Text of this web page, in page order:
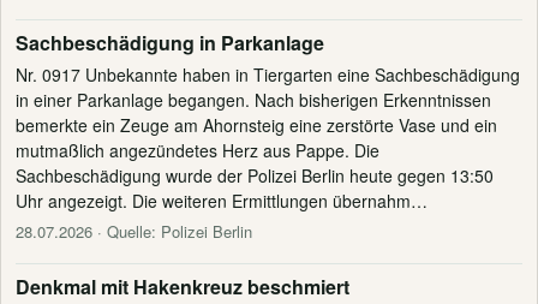
Sachbeschädigung in Parkanlage
Nr. 0917 Unbekannte haben in Tiergarten eine Sachbeschädigung
in einer Parkanlage begangen. Nach bisherigen Erkenntnissen
bemerkte ein Zeuge am Ahornsteig eine zerstörte Vase und ein
mutmaßlich angezündetes Herz aus Pappe. Die
Sachbeschädigung wurde der Polizei Berlin heute gegen 13:50
Uhr angezeigt. Die weiteren Ermittlungen übernahm…
28.07.2026 · Quelle: Polizei Berlin
Denkmal mit Hakenkreuz beschmiert